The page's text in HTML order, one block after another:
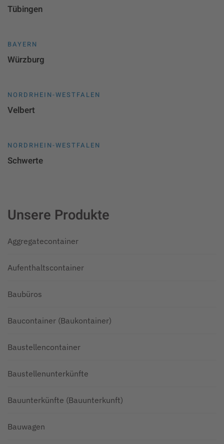
Tübingen
BAYERN
Würzburg
NORDRHEIN-WESTFALEN
Velbert
NORDRHEIN-WESTFALEN
Schwerte
Unsere Produkte
Aggregatecontainer
Aufenthaltscontainer
Baubüros
Baucontainer (Baukontainer)
Baustellencontainer
Baustellenunterkünfte
Bauunterkünfte (Bauunterkunft)
Bauwagen